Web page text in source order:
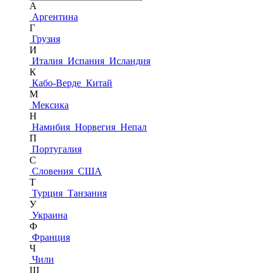
А
Аргентина
Г
Грузия
И
Италия Испания Исландия
К
Кабо-Верде Китай
М
Мексика
Н
Намибия Норвегия Непал
П
Португалия
С
Словения США
Т
Турция Танзания
У
Украина
Ф
Франция
Ч
Чили
Ш